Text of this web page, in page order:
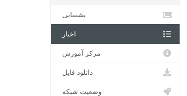
پشتیبانی
اخبار
مرکز آموزش
دانلود فایل
وضعیت شبکه